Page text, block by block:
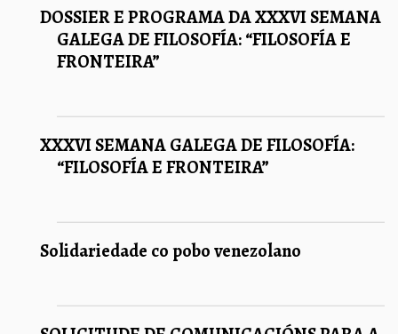
DOSSIER E PROGRAMA DA XXXVI SEMANA
GALEGA DE FILOSOFÍA: “FILOSOFÍA E
FRONTEIRA”
XXXVI SEMANA GALEGA DE FILOSOFÍA:
“FILOSOFÍA E FRONTEIRA”
Solidariedade co pobo venezolano